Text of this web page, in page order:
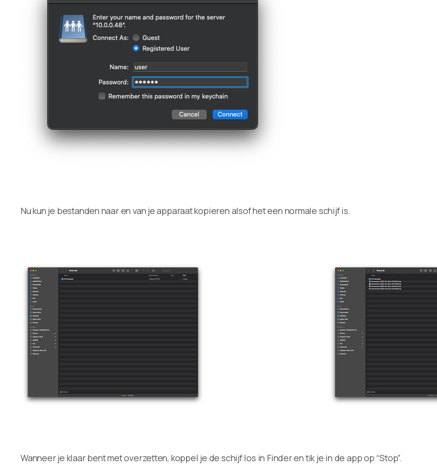
Nu kun je bestanden naar en van je apparaat kopieren alsof het een normale schijf is.
Wanneer je klaar bent met overzetten, koppel je de schijf los in Finder en tik je in de app op “Stop”.